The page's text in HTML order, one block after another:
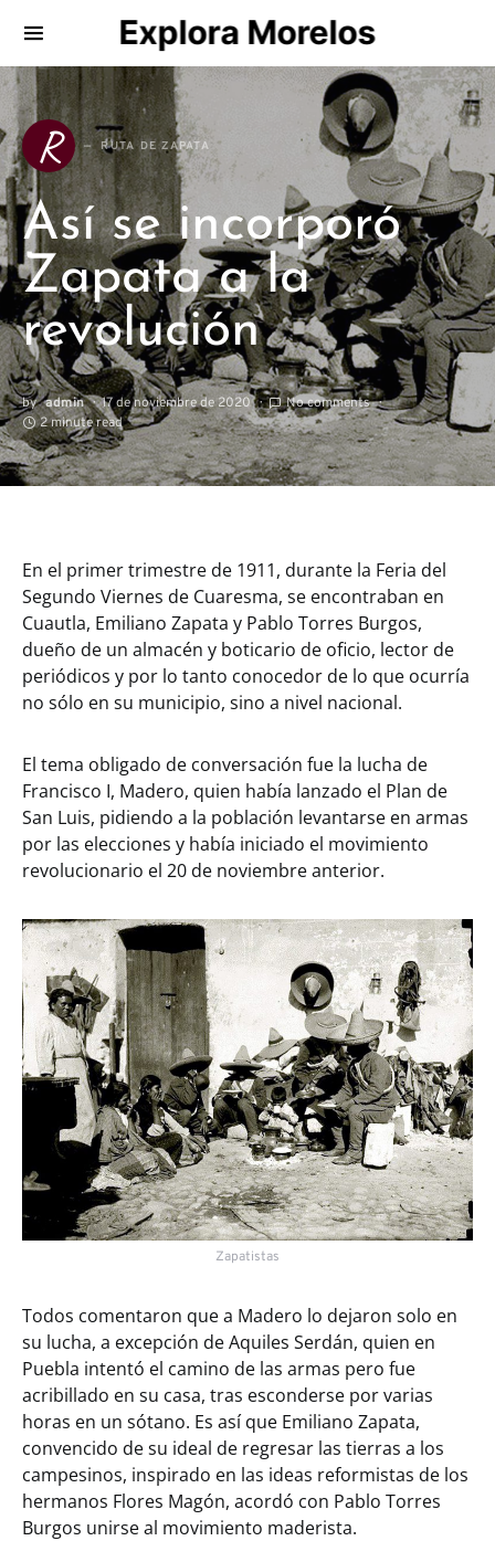
Explora Morelos
Search for:
R RUTA DE ZAPATA
Así se incorporó
Zapata a la
revolución
by admin 17 de noviembre de 2020
No comments
2 minute read
En el primer trimestre de 1911, durante la Feria del
Segundo Viernes de Cuaresma, se encontraban en
Cuautla, Emiliano Zapata y Pablo Torres Burgos,
dueño de un almacén y boticario de oficio, lector de
periódicos y por lo tanto conocedor de lo que ocurría
no sólo en su municipio, sino a nivel nacional.
El tema obligado de conversación fue la lucha de
Francisco I, Madero, quien había lanzado el Plan de
San Luis, pidiendo a la población levantarse en armas
por las elecciones y había iniciado el movimiento
revolucionario el 20 de noviembre anterior.
Zapatistas
Todos comentaron que a Madero lo dejaron solo en
su lucha, a excepción de Aquiles Serdán, quien en
Puebla intentó el camino de las armas pero fue
acribillado en su casa, tras esconderse por varias
horas en un sótano. Es así que Emiliano Zapata,
convencido de su ideal de regresar las tierras a los
campesinos, inspirado en las ideas reformistas de los
hermanos Flores Magón, acordó con Pablo Torres
Burgos unirse al movimiento maderista.